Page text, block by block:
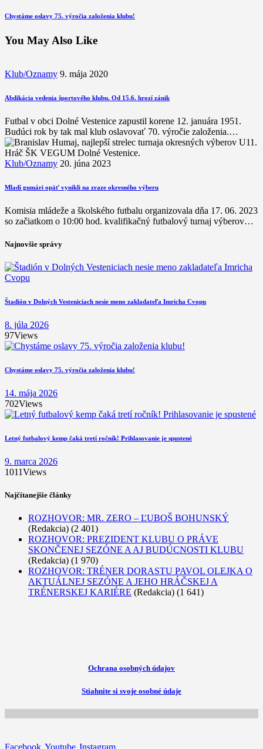
Chystáme oslavy 75. výročia založenia klubu!
You May Also Like
Klub/Oznamy 9. mája 2020
Abdikácia vedenia športového klubu. Od 15.6. hrozí zánik
Futbal v obci Dolné Vestenice zapustil korene 12. januára 1951.
Budúci rok by tak mal klub oslavovať 70. výročie založenia.…
Klub/Oznamy 20. júna 2023
Mladí gumári opäť vynikli na zraze okresného výberu
Komisia mládeže a školského futbalu organizovala dňa 17. 06. 2023
so začiatkom o 10:00 hod. kvalifikačný futbalový turnaj výberov…
Najnovšie správy
Štadión v Dolných Vesteniciach nesie meno zakladateľa Imricha Cvopu
8. júla 2026
97Views
Chystáme oslavy 75. výročia založenia klubu!
14. mája 2026
702Views
Letný futbalový kemp čaká tretí ročník! Prihlasovanie je spustené
9. marca 2026
1011Views
Najčítanejšie články
ROZHOVOR: MR. ZERO – ĽUBOŠ BOHUNSKÝ
(Redakcia) (2 401)
ROZHOVOR: PREZIDENT KLUBU O PRÁVE
SKONČENEJ SEZÓNE A AJ BUDÚCNOSTI KLUBU
(Redakcia) (1 970)
ROZHOVOR: TRÉNER DORASTU PAVOL OLEJKA O
AKTUÁLNEJ SEZÓNE A JEHO HRÁČSKEJ A
TRÉNERSKEJ KARIÉRE (Redakcia) (1 641)
Ochrana osobných údajov
Stiahnite si svoje osobné údaje
Facebook Youtube Instagram